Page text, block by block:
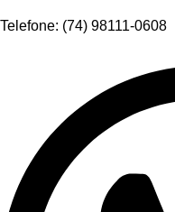
Telefone: (74) 98111-0608